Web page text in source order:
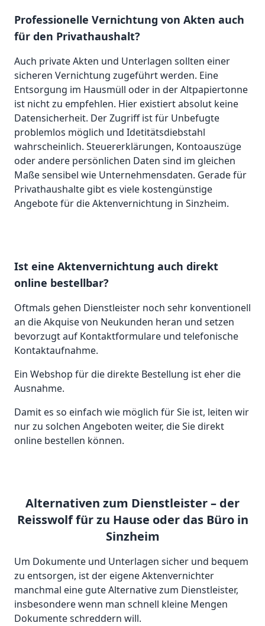
Professionelle Vernichtung von Akten auch
für den Privathaushalt?
Auch private Akten und Unterlagen sollten einer
sicheren Vernichtung zugeführt werden. Eine
Entsorgung im Hausmüll oder in der Altpapiertonne
ist nicht zu empfehlen. Hier existiert absolut keine
Datensicherheit. Der Zugriff ist für Unbefugte
problemlos möglich und Idetitätsdiebstahl
wahrscheinlich. Steuererklärungen, Kontoauszüge
oder andere persönlichen Daten sind im gleichen
Maße sensibel wie Unternehmensdaten. Gerade für
Privathaushalte gibt es viele kostengünstige
Angebote für die Aktenvernichtung in Sinzheim.
Ist eine Aktenvernichtung auch direkt
online bestellbar?
Oftmals gehen Dienstleister noch sehr konventionell
an die Akquise von Neukunden heran und setzen
bevorzugt auf Kontaktformulare und telefonische
Kontaktaufnahme.
Ein Webshop für die direkte Bestellung ist eher die
Ausnahme.
Damit es so einfach wie möglich für Sie ist, leiten wir
nur zu solchen Angeboten weiter, die Sie direkt
online bestellen können.
Alternativen zum Dienstleister – der
Reisswolf für zu Hause oder das Büro in
Sinzheim
Um Dokumente und Unterlagen sicher und bequem
zu entsorgen, ist der eigene Aktenvernichter
manchmal eine gute Alternative zum Dienstleister,
insbesondere wenn man schnell kleine Mengen
Dokumente schreddern will.